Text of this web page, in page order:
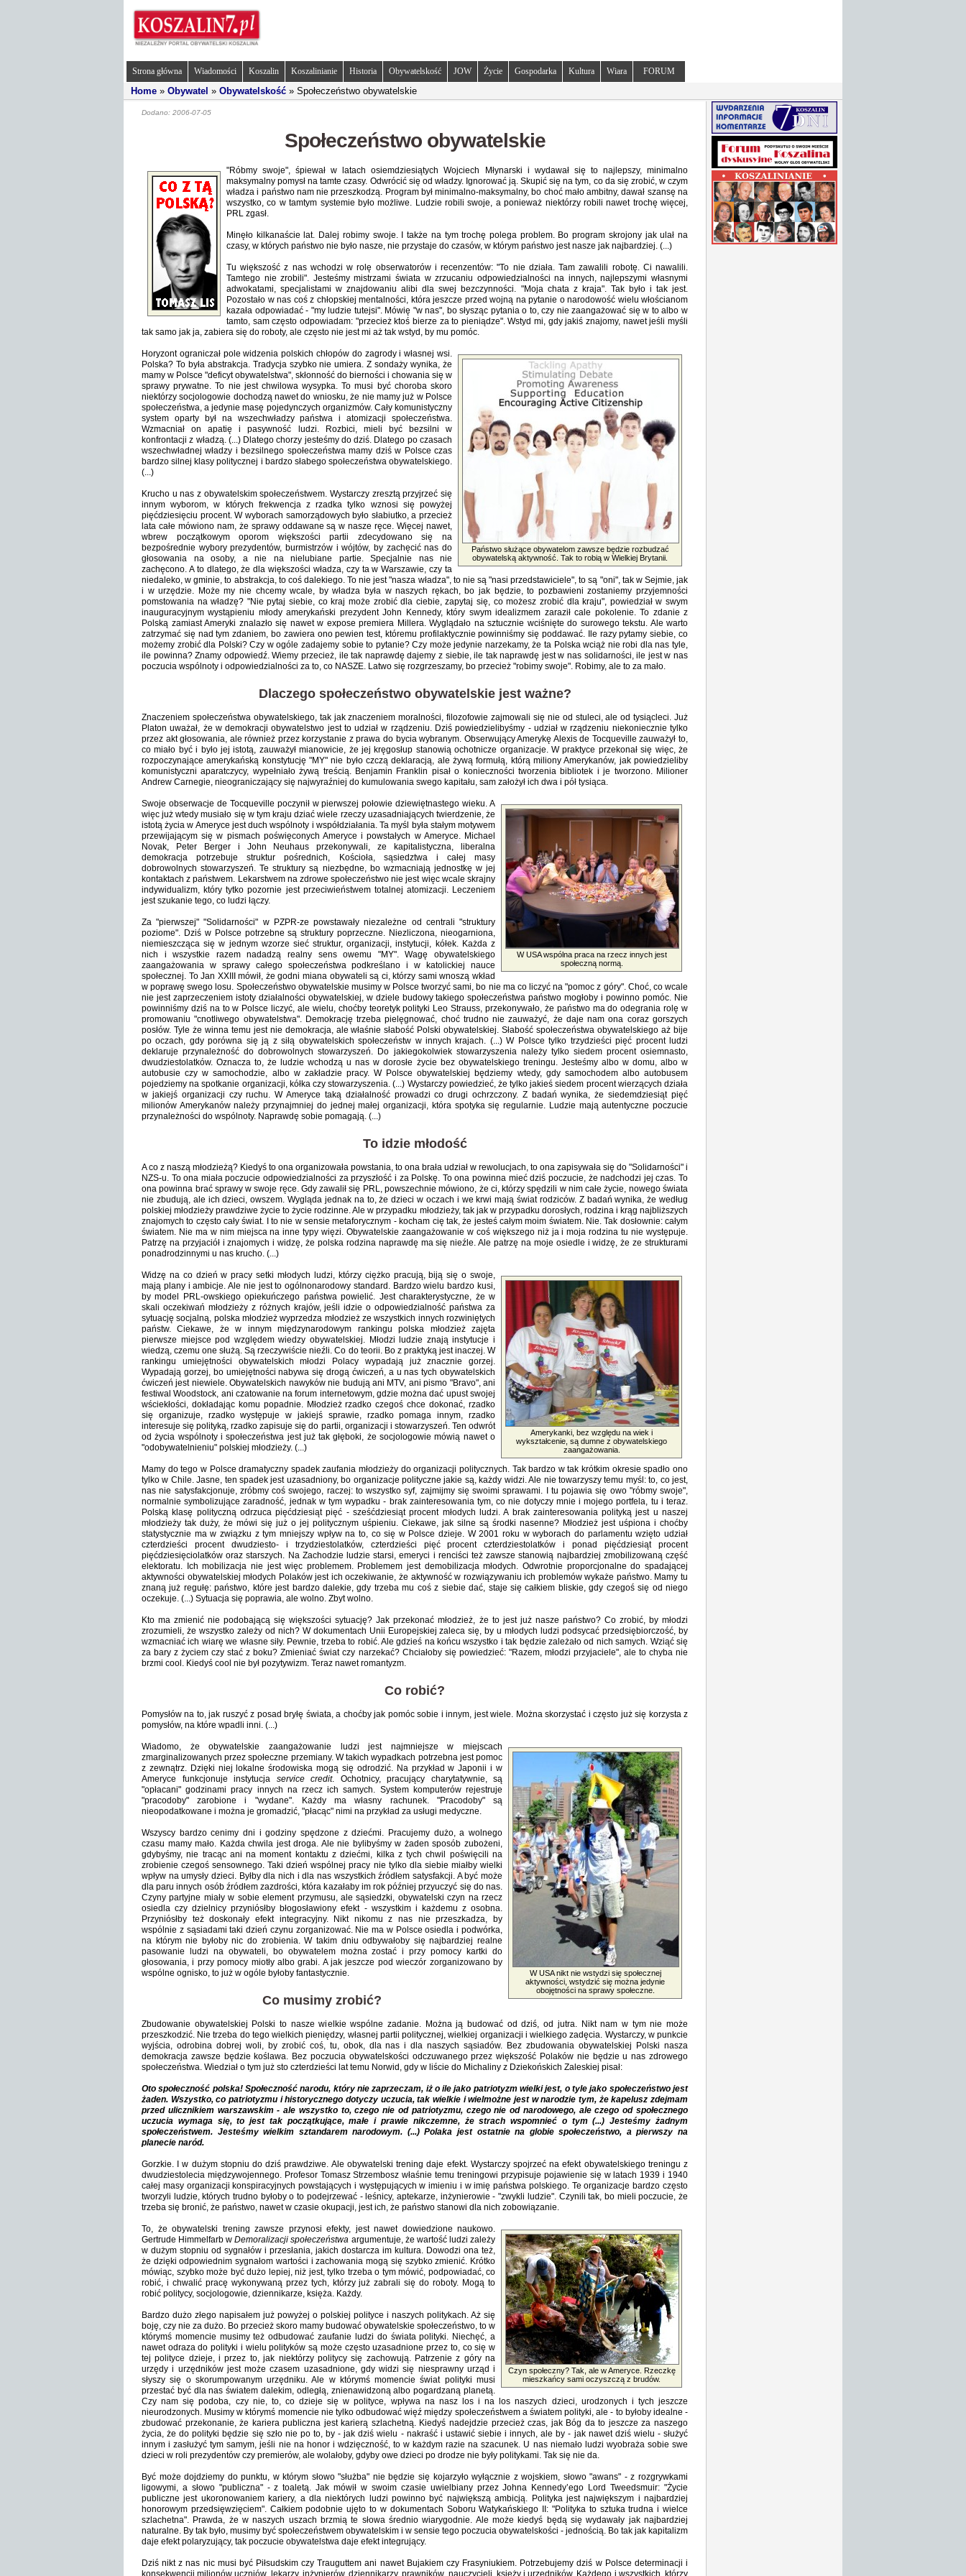
Strona główna Wiadomości Koszalin Koszalinianie Historia Obywatelskość JOW Życie Gospodarka Kultura Wiara FORUM
Home » Obywatel » Obywatelskość » Społeczeństwo obywatelskie
Dodano: 2006-07-05
Społeczeństwo obywatelskie
"Róbmy swoje", śpiewał w latach osiemdziesiątych Wojciech Młynarski i wydawał się to najlepszy, minimalno
maksymalny pomysł na tamte czasy. Odwrócić się od władzy. Ignorować ją. Skupić się na tym, co da się zrobić, w czym
władza i państwo nam nie przeszkodzą. Program był minimalno-maksymalny, bo choć mało ambitny, dawał szansę na
wszystko, co w tamtym systemie było możliwe. Ludzie robili swoje, a ponieważ niektórzy robili nawet trochę więcej,
PRL zgasł.
Minęło kilkanaście lat. Dalej robimy swoje. I także na tym trochę polega problem. Bo program skrojony jak ulał na
czasy, w których państwo nie było nasze, nie przystaje do czasów, w którym państwo jest nasze jak najbardziej. (...)
Tu większość z nas wchodzi w rolę obserwatorów i recenzentów: "To nie działa. Tam zawalili robotę. Ci nawalili.
Tamtego nie zrobili". Jesteśmy mistrzami świata w zrzucaniu odpowiedzialności na innych, najlepszymi własnymi
adwokatami, specjalistami w znajdowaniu alibi dla swej bezczynności. "Moja chata z kraja". Tak było i tak jest.
Pozostało w nas coś z chłopskiej mentalności, która jeszcze przed wojną na pytanie o narodowość wielu włościanom
kazała odpowiadać - "my ludzie tutejsi". Mówię "w nas", bo słysząc pytania o to, czy nie zaangażować się w to albo w
tamto, sam często odpowiadam: "przecież ktoś bierze za to pieniądze". Wstyd mi, gdy jakiś znajomy, nawet jeśli myśli
tak samo jak ja, zabiera się do roboty, ale często nie jest mi aż tak wstyd, by mu pomóc.
Państwo służące obywatelom zawsze będzie rozbudzać
obywatelską aktywność. Tak to robią w Wielkiej Brytanii.
Horyzont ograniczał pole widzenia polskich chłopów do zagrody i własnej wsi.
Polska? To była abstrakcja. Tradycja szybko nie umiera. Z sondaży wynika, że
mamy w Polsce "deficyt obywatelstwa", skłonność do bierności i chowania się w
sprawy prywatne. To nie jest chwilowa wysypka. To musi być choroba skoro
niektórzy socjologowie dochodzą nawet do wniosku, że nie mamy już w Polsce
społeczeństwa, a jedynie masę pojedynczych organizmów. Cały komunistyczny
system oparty był na wszechwładzy państwa i atomizacji społeczeństwa.
Wzmacniał on apatię i pasywność ludzi. Rozbici, mieli być bezsilni w
konfrontacji z władzą. (...) Dlatego chorzy jesteśmy do dziś. Dlatego po czasach
wszechwładnej władzy i bezsilnego społeczeństwa mamy dziś w Polsce czas
bardzo silnej klasy politycznej i bardzo słabego społeczeństwa obywatelskiego.
(...)
Krucho u nas z obywatelskim społeczeństwem. Wystarczy zresztą przyjrzeć się
innym wyborom, w których frekwencja z rzadka tylko wznosi się powyżej
pięćdziesięciu procent. W wyborach samorządowych było słabiutko, a przecież
lata całe mówiono nam, że sprawy oddawane są w nasze ręce. Więcej nawet,
wbrew początkowym oporom większości partii zdecydowano się na
bezpośrednie wybory prezydentów, burmistrzów i wójtów, by zachęcić nas do
głosowania na osoby, a nie na nielubiane partie. Specjalnie nas nie
zachęcono. A to dlatego, że dla większości władza, czy ta w Warszawie, czy ta
niedaleko, w gminie, to abstrakcja, to coś dalekiego. To nie jest "nasza władza", to nie są "nasi przedstawiciele", to są "oni", tak w Sejmie, jak
i w urzędzie. Może my nie chcemy wcale, by władza była w naszych rękach, bo jak będzie, to pozbawieni zostaniemy przyjemności
pomstowania na władzę? "Nie pytaj siebie, co kraj może zrobić dla ciebie, zapytaj się, co możesz zrobić dla kraju", powiedział w swym
inauguracyjnym wystąpieniu młody amerykański prezydent John Kennedy, który swym idealizmem zaraził cale pokolenie. To zdanie z
Polską zamiast Ameryki znalazło się nawet w expose premiera Millera. Wyglądało na sztucznie wciśnięte do surowego tekstu. Ale warto
zatrzymać się nad tym zdaniem, bo zawiera ono pewien test, któremu profilaktycznie powinniśmy się poddawać. Ile razy pytamy siebie, co
możemy zrobić dla Polski? Czy w ogóle zadajemy sobie to pytanie? Czy może jedynie narzekamy, że ta Polska wciąż nie robi dla nas tyle,
ile powinna? Znamy odpowiedź. Wiemy przecież, ile tak naprawdę dajemy z siebie, ile tak naprawdę jest w nas solidarności, ile jest w nas
poczucia wspólnoty i odpowiedzialności za to, co NASZE. Latwo się rozgrzeszamy, bo przecież "robimy swoje". Robimy, ale to za mało.
Dlaczego społeczeństwo obywatelskie jest ważne?
Znaczeniem społeczeństwa obywatelskiego, tak jak znaczeniem moralności, filozofowie zajmowali się nie od stuleci, ale od tysiącleci. Już
Platon uważał, że w demokracji obywatelstwo jest to udział w rządzeniu. Dziś powiedzielibyśmy - udział w rządzeniu niekoniecznie tylko
przez akt głosowania, ale również przez korzystanie z prawa do bycia wybranym. Obserwujący Amerykę Alexis de Tocqueville zauważył to,
co miało być i było jej istotą, zauważył mianowicie, że jej kręgosłup stanowią ochotnicze organizacje. W praktyce przekonał się więc, że
rozpoczynające amerykańską konstytucję "MY" nie było czczą deklaracją, ale żywą formułą, którą miliony Amerykanów, jak powiedzieliby
komunistyczni aparatczycy, wypełniało żywą treścią. Benjamin Franklin pisał o konieczności tworzenia bibliotek i je tworzono. Milioner
Andrew Carnegie, nieograniczający się najwyraźniej do kumulowania swego kapitału, sam założył ich dwa i pół tysiąca.
W USA wspólna praca na rzecz innych jest
społeczną normą.
Swoje obserwacje de Tocqueville poczynił w pierwszej połowie dziewiętnastego wieku. A
więc już wtedy musiało się w tym kraju dziać wiele rzeczy uzasadniających twierdzenie, że
istotą życia w Ameryce jest duch wspólnoty i współdziałania. Ta myśl była stałym motywem
przewijającym się w pismach poświęconych Ameryce i powstałych w Ameryce. Michael
Novak, Peter Berger i John Neuhaus przekonywali, ze kapitalistyczna, liberalna
demokracja potrzebuje struktur pośrednich, Kościoła, sąsiedztwa i całej masy
dobrowolnych stowarzyszeń. Te struktury są niezbędne, bo wzmacniają jednostkę w jej
kontaktach z państwem. Lekarstwem na zdrowe społeczeństwo nie jest więc wcale skrajny
indywidualizm, który tytko pozornie jest przeciwieństwem totalnej atomizacji. Leczeniem
jest szukanie tego, co ludzi łączy.
Za "pierwszej" "Solidarności" w PZPR-ze powstawały niezależne od centrali "struktury
poziome". Dziś w Polsce potrzebne są struktury poprzeczne. Niezliczona, nieogarniona,
niemieszcząca się w jednym wzorze sieć struktur, organizacji, instytucji, kółek. Każda z
nich i wszystkie razem nadadzą realny sens owemu "MY". Wagę obywatelskiego
zaangażowania w sprawy całego społeczeństwa podkreślano i w katolickiej nauce
społecznej. To Jan XXIII mówił, że godni miana obywateli są ci, którzy sami wnoszą wkład
w poprawę swego losu. Społeczeństwo obywatelskie musimy w Polsce tworzyć sami, bo nie ma co liczyć na "pomoc z góry". Choć, co wcale
nie jest zaprzeczeniem istoty działalności obywatelskiej, w dziele budowy takiego społeczeństwa państwo mogłoby i powinno pomóc. Nie
powinniśmy dziś na to w Polsce liczyć, ale wielu, choćby teoretyk polityki Leo Strauss, przekonywało, że państwo ma do odegrania rolę w
promowaniu "cnotliwego obywatelstwa". Demokrację trzeba pielęgnować, choć trudno nie zauważyć, że daje nam ona coraz gorszych
posłów. Tyle że winna temu jest nie demokracja, ale właśnie słabość Polski obywatelskiej. Słabość społeczeństwa obywatelskiego aż bije
po oczach, gdy porówna się ją z siłą obywatelskich społeczeństw w innych krajach. (...) W Polsce tylko trzydzieści pięć procent ludzi
deklaruje przynależność do dobrowolnych stowarzyszeń. Do jakiegokolwiek stowarzyszenia należy tylko siedem procent osiemnasto,
dwudziestolatków. Oznacza to, że ludzie wchodzą u nas w dorosłe życie bez obywatelskiego treningu. Jesteśmy albo w domu, albo w
autobusie czy w samochodzie, albo w zakładzie pracy. W Polsce obywatelskiej będziemy wtedy, gdy samochodem albo autobusem
pojedziemy na spotkanie organizacji, kółka czy stowarzyszenia. (...) Wystarczy powiedzieć, że tylko jakieś siedem procent wierzących działa
w jakiejś organizacji czy ruchu. W Ameryce taką działalność prowadzi co drugi ochrzczony. Z badań wynika, że siedemdziesiąt pięć
milionów Amerykanów należy przynajmniej do jednej małej organizacji, która spotyka się regularnie. Ludzie mają autentyczne poczucie
przynależności do wspólnoty. Naprawdę sobie pomagają. (...)
To idzie młodość
A co z naszą młodzieżą? Kiedyś to ona organizowała powstania, to ona brała udział w rewolucjach, to ona zapisywała się do "Solidarności" i
NZS-u. To ona miała poczucie odpowiedzialności za przyszłość i za Polskę. To ona powinna mieć dziś poczucie, że nadchodzi jej czas. To
ona powinna brać sprawy w swoje ręce. Gdy zawalił się PRL, powszechnie mówiono, że ci, którzy spędzili w nim całe życie, nowego świata
nie zbudują, ale ich dzieci, owszem. Wygląda jednak na to, że dzieci w oczach i we krwi mają świat rodziców. Z badań wynika, że według
polskiej młodzieży prawdziwe życie to życie rodzinne. Ale w przypadku młodzieży, tak jak w przypadku dorosłych, rodzina i krąg najbliższych
znajomych to często cały świat. I to nie w sensie metaforycznym - kocham cię tak, że jesteś całym moim światem. Nie. Tak dosłownie: całym
światem. Nie ma w nim miejsca na inne typy więzi. Obywatelskie zaangażowanie w coś większego niż ja i moja rodzina tu nie występuje.
Patrzę na przyjaciół i znajomych i widzę, że polska rodzina naprawdę ma się nieźle. Ale patrzę na moje osiedle i widzę, że ze strukturami
ponadrodzinnymi u nas krucho. (...)
Amerykanki, bez względu na wiek i
wykształcenie, są dumne z obywatelskiego
zaangażowania.
Widzę na co dzień w pracy setki młodych ludzi, którzy ciężko pracują, biją się o swoje,
mają plany i ambicje. Ale nie jest to ogólnonarodowy standard. Bardzo wielu bardzo kusi,
by model PRL-owskiego opiekuńczego państwa powielić. Jest charakterystyczne, że w
skali oczekiwań młodzieży z różnych krajów, jeśli idzie o odpowiedzialność państwa za
sytuację socjalną, polska młodzież wyprzedza młodzież ze wszystkich innych rozwiniętych
państw. Ciekawe, że w innym międzynarodowym rankingu polska młodzież zajęta
pierwsze miejsce pod względem wiedzy obywatelskiej. Młodzi ludzie znają instytucje i
wiedzą, czemu one służą. Są rzeczywiście nieźli. Co do teorii. Bo z praktyką jest inaczej. W
rankingu umiejętności obywatelskich młodzi Polacy wypadają już znacznie gorzej.
Wypadają gorzej, bo umiejętności nabywa się drogą ćwiczeń, a u nas tych obywatelskich
ćwiczeń jest niewiele. Obywatelskich nawyków nie budują ani MTV, ani pismo "Bravo", ani
festiwal Woodstock, ani czatowanie na forum internetowym, gdzie można dać upust swojej
wściekłości, dokładając komu popadnie. Młodzież rzadko czegoś chce dokonać, rzadko
się organizuje, rzadko występuje w jakiejś sprawie, rzadko pomaga innym, rzadko
interesuje się polityką, rzadko zapisuje się do partii, organizacji i stowarzyszeń. Ten odwrót
od życia wspólnoty i społeczeństwa jest już tak głęboki, że socjologowie mówią nawet o
"odobywatelnieniu" polskiej młodzieży. (...)
Mamy do tego w Polsce dramatyczny spadek zaufania młodzieży do organizacji politycznych. Tak bardzo w tak krótkim okresie spadło ono
tylko w Chile. Jasne, ten spadek jest uzasadniony, bo organizacje polityczne jakie są, każdy widzi. Ale nie towarzyszy temu myśl: to, co jest,
nas nie satysfakcjonuje, zróbmy coś swojego, raczej: to wszystko syf, zajmijmy się swoimi sprawami. I tu pojawia się owo "róbmy swoje",
normalnie symbolizujące zaradność, jednak w tym wypadku - brak zainteresowania tym, co nie dotyczy mnie i mojego portfela, tu i teraz.
Polską klasę polityczną odrzuca pięćdziesiąt pięć - sześćdziesiąt procent młodych ludzi. A brak zainteresowania polityką jest u naszej
młodzieży tak duży, że mówi się już o jej politycznym uśpieniu. Ciekawe, jak silne są środki nasenne? Młodzież jest uśpiona i choćby
statystycznie ma w związku z tym mniejszy wpływ na to, co się w Polsce dzieje. W 2001 roku w wyborach do parlamentu wzięto udział
czterdzieści procent dwudziesto- i trzydziestolatków, czterdzieści pięć procent czterdziestolatków i ponad pięćdziesiąt procent
pięćdziesięciolatków oraz starszych. Na Zachodzie ludzie starsi, emeryci i renciści też zawsze stanowią najbardziej zmobilizowaną część
elektoratu. Ich mobilizacja nie jest więc problemem. Problemem jest demobilizacja młodych. Odwrotnie proporcjonalne do spadającej
aktywności obywatelskiej młodych Polaków jest ich oczekiwanie, że aktywność w rozwiązywaniu ich problemów wykaże państwo. Mamy tu
znaną już regułę: państwo, które jest bardzo dalekie, gdy trzeba mu coś z siebie dać, staje się całkiem bliskie, gdy czegoś się od niego
oczekuje. (...) Sytuacja się poprawia, ale wolno. Zbyt wolno.
Kto ma zmienić nie podobającą się większości sytuację? Jak przekonać młodzież, że to jest już nasze państwo? Co zrobić, by młodzi
zrozumieli, że wszystko zależy od nich? W dokumentach Unii Europejskiej zaleca się, by u młodych ludzi podsycać przedsiębiorczość, by
wzmacniać ich wiarę we własne siły. Pewnie, trzeba to robić. Ale gdzieś na końcu wszystko i tak będzie zależało od nich samych. Wziąć się
za bary z życiem czy stać z boku? Zmieniać świat czy narzekać? Chciałoby się powiedzieć: "Razem, młodzi przyjaciele", ale to chyba nie
brzmi cool. Kiedyś cool nie był pozytywizm. Teraz nawet romantyzm.
Co robić?
Pomysłów na to, jak ruszyć z posad bryłę świata, a choćby jak pomóc sobie i innym, jest wiele. Można skorzystać i często już się korzysta z
pomysłów, na które wpadli inni. (...)
W USA nikt nie wstydzi się społecznej
aktywności, wstydzić się można jedynie
obojętności na sprawy społeczne.
Wiadomo, że obywatelskie zaangażowanie ludzi jest najmniejsze w miejscach
zmarginalizowanych przez społeczne przemiany. W takich wypadkach potrzebna jest pomoc
z zewnątrz. Dzięki niej lokalne środowiska mogą się odrodzić. Na przykład w Japonii i w
Ameryce funkcjonuje instytucja service credit. Ochotnicy, pracujący charytatywnie, są
"opłacani" godzinami pracy innych na rzecz ich samych. System komputerów rejestruje
"pracodoby" zarobione i "wydane". Każdy ma własny rachunek. "Pracodoby" są
nieopodatkowane i można je gromadzić, "płacąc" nimi na przykład za usługi medyczne.
Wszyscy bardzo cenimy dni i godziny spędzone z dziećmi. Pracujemy dużo, a wolnego
czasu mamy mało. Każda chwila jest droga. Ale nie bylibyśmy w żaden sposób zubożeni,
gdybyśmy, nie tracąc ani na moment kontaktu z dziećmi, kilka z tych chwil poświęcili na
zrobienie czegoś sensownego. Taki dzień wspólnej pracy nie tylko dla siebie miałby wielki
wpływ na umysły dzieci. Byłby dla nich i dla nas wszystkich źródłem satysfakcji. A być może
dla paru innych osób źródłem zazdrości, która kazałaby im rok później przyuczyć się do nas.
Czyny partyjne miały w sobie element przymusu, ale sąsiedzki, obywatelski czyn na rzecz
osiedla czy dzielnicy przyniósłby błogosławiony efekt - wszystkim i każdemu z osobna.
Przyniósłby też doskonały efekt integracyjny. Nikt nikomu z nas nie przeszkadza, by
wspólnie z sąsiadami taki dzień czynu zorganizować. Nie ma w Polsce osiedla i podwórka,
na którym nie byłoby nic do zrobienia. W takim dniu odbywałoby się najbardziej realne
pasowanie ludzi na obywateli, bo obywatelem można zostać i przy pomocy kartki do
głosowania, i przy pomocy miotły albo grabi. A jak jeszcze pod wieczór zorganizowano by
wspólne ognisko, to już w ogóle byłoby fantastycznie.
Co musimy zrobić?
Zbudowanie obywatelskiej Polski to nasze wielkie wspólne zadanie. Można ją budować od dziś, od jutra. Nikt nam w tym nie może
przeszkodzić. Nie trzeba do tego wielkich pieniędzy, własnej partii politycznej, wielkiej organizacji i wielkiego zadęcia. Wystarczy, w punkcie
wyjścia, odrobina dobrej woli, by zrobić coś, tu, obok, dla nas i dla naszych sąsiadów. Bez zbudowania obywatelskiej Polski nasza
demokracja zawsze będzie koślawa. Bez poczucia obywatelskości odczuwanego przez większość Polaków nie będzie u nas zdrowego
społeczeństwa. Wiedział o tym już sto czterdzieści lat temu Norwid, gdy w liście do Michaliny z Dziekońskich Zaleskiej pisał:
Oto społeczność polska! Społeczność narodu, który nie zaprzeczam, iż o ile jako patriotyzm wielki jest, o tyle jako społeczeństwo jest
żaden. Wszystko, co patriotyzmu i historycznego dotyczy uczucia, tak wielkie i wielmożne jest w narodzie tym, że kapelusz zdejmam
przed ulicznikiem warszawskim - ale wszystko to, czego nie od patriotyzmu, czego nie od narodowego, ale czego od społecznego
uczucia wymaga się, to jest tak początkujące, małe i prawie nikczemne, że strach wspomnieć o tym (...) Jesteśmy żadnym
społeczeństwem. Jesteśmy wielkim sztandarem narodowym. (...) Polaka jest ostatnie na globie społeczeństwo, a pierwszy na
planecie naród.
Gorzkie. I w dużym stopniu do dziś prawdziwe. Ale obywatelski trening daje efekt. Wystarczy spojrzeć na efekt obywatelskiego treningu z
dwudziestolecia międzywojennego. Profesor Tomasz Strzembosz właśnie temu treningowi przypisuje pojawienie się w latach 1939 i 1940
całej masy organizacji konspiracyjnych powstających i występujących w imieniu i w imię państwa polskiego. Te organizacje bardzo często
tworzyli ludzie, których trudno byłoby o to podejrzewać - leśnicy, aptekarze, inżynierowie - "zwykli ludzie". Czynili tak, bo mieli poczucie, że
trzeba się bronić, że państwo, nawet w czasie okupacji, jest ich, że państwo stanowi dla nich zobowiązanie.
Czyn społeczny? Tak, ale w Ameryce. Rzeczkę
mieszkańcy sami oczyszczą z brudów.
To, że obywatelski trening zawsze przynosi efekty, jest nawet dowiedzione naukowo.
Gertrude Himmelfarb wDemoralizacji społeczeństwa argumentuje, że wartość ludzi zależy
w dużym stopniu od sygnałów i przesłania, jakich dostarcza im kultura. Dowodzi ona też,
że dzięki odpowiednim sygnałom wartości i zachowania mogą się szybko zmienić. Krótko
mówiąc, szybko może być dużo lepiej, niż jest, tylko trzeba o tym mówić, podpowiadać, co
robić, i chwalić pracę wykonywaną przez tych, którzy już zabrali się do roboty. Mogą to
robić politycy, socjologowie, dziennikarze, księża. Każdy.
Bardzo dużo złego napisałem już powyżej o polskiej polityce i naszych politykach. Aż się
boję, czy nie za dużo. Bo przecież skoro mamy budować obywatelskie społeczeństwo, to w
którymś momencie musimy też odbudować zaufanie ludzi do świata polityki. Niechęć, a
nawet odraza do polityki i wielu polityków są może często uzasadnione przez to, co się w
tej polityce dzieje, i przez to, jak niektórzy politycy się zachowują. Patrzenie z góry na
urzędy i urzędników jest może czasem uzasadnione, gdy widzi się niesprawny urząd i
słyszy się o skorumpowanym urzędniku. Ale w którymś momencie świat polityki musi
przestać być dla nas światem dalekim, odległą, znienawidzoną albo pogardzaną planetą.
Czy nam się podoba, czy nie, to, co dzieje się w polityce, wpływa na nasz los i na los naszych dzieci, urodzonych i tych jeszcze
nieurodzonych. Musimy w którymś momencie nie tylko odbudować więź między społeczeństwem a światem polityki, ale - to byłoby idealne -
zbudować przekonanie, że kariera publiczna jest karierą szlachetną. Kiedyś nadejdzie przecież czas, jak Bóg da to jeszcze za naszego
życia, że do polityki będzie się szło nie po to, by - jak dziś wielu - nakraść i ustawić siebie i innych, ale by - jak nawet dziś wielu - służyć
innym i zasłużyć tym samym, jeśli nie na honor i wdzięczność, to w każdym razie na szacunek. U nas niemało ludzi wyobraża sobie swe
dzieci w roli prezydentów czy premierów, ale wolałoby, gdyby owe dzieci po drodze nie były politykami. Tak się nie da.
Być może dojdziemy do punktu, w którym słowo "służba" nie będzie się kojarzyło wyłącznie z wojskiem, słowo "awans" - z rozgrywkami
ligowymi, a słowo "publiczna" - z toaletą. Jak mówił w swoim czasie uwielbiany przez Johna Kennedy’ego Lord Tweedsmuir: "Życie
publiczne jest ukoronowaniem kariery, a dla niektórych ludzi powinno być największą ambicją. Polityka jest największym i najbardziej
honorowym przedsięwzięciem". Całkiem podobnie ujęto to w dokumentach Soboru Watykańskiego II: "Polityka to sztuka trudna i wielce
szlachetna". Prawda, że w naszych uszach brzmią te słowa średnio wiarygodnie. Ale może kiedyś będą się wydawały jak najbardziej
naturalne. By tak było, musimy być społeczeństwem obywatelskim i w sensie tego poczucia obywatelskości - jednością. Bo tak jak kapitalizm
daje efekt polaryzujący, tak poczucie obywatelstwa daje efekt integrujący.
Dziś nikt z nas nic musi być Piłsudskim czy Trauguttem ani nawet Bujakiem czy Frasyniukiem. Potrzebujemy dziś w Polsce determinacji i
konsekwencji milionów uczniów, lekarzy, inżynierów, dziennikarzy, prawników, nauczycieli, księży i urzędników. Każdego i wszystkich, którzy